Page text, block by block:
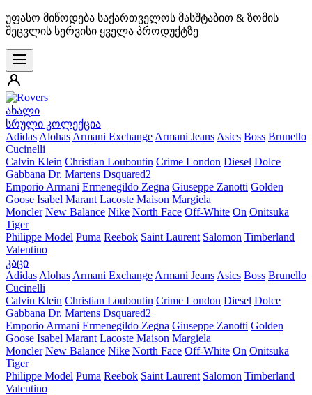
უფასო მიწოდება საქართველოს მასშტაბით & ზომის
შეცვლის სერვისი ყველა პროდუქტზე
ახალი
სრული კოლექცია
Adidas Alohas Armani Exchange Armani Jeans Asics Boss Brunello
Cucinelli
Calvin Klein Christian Louboutin Crime London Diesel Dolce
Gabbana Dr. Martens Dsquared2
Emporio Armani Ermenegildo Zegna Giuseppe Zanotti Golden
Goose Isabel Marant Lacoste Maison Margiela
Moncler New Balance Nike North Face Off-White On Onitsuka
Tiger
Philippe Model Puma Reebok Saint Laurent Salomon Timberland
Valentino
კაცი
Adidas Alohas Armani Exchange Armani Jeans Asics Boss Brunello
Cucinelli
Calvin Klein Christian Louboutin Crime London Diesel Dolce
Gabbana Dr. Martens Dsquared2
Emporio Armani Ermenegildo Zegna Giuseppe Zanotti Golden
Goose Isabel Marant Lacoste Maison Margiela
Moncler New Balance Nike North Face Off-White On Onitsuka
Tiger
Philippe Model Puma Reebok Saint Laurent Salomon Timberland
Valentino